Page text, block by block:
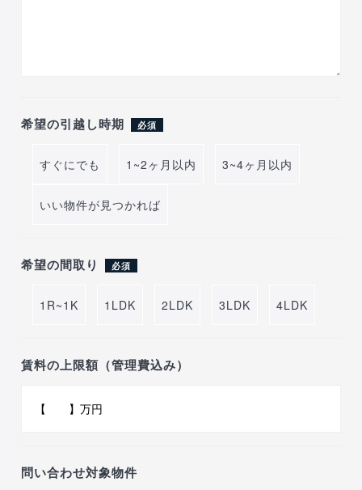
希望の引越し時期 必須
すぐにでも 1~2ヶ月以内 3~4ヶ月以内
いい物件が見つかれば
希望の間取り 必須
1R~1K 1LDK 2LDK 3LDK 4LDK
賃料の上限額（管理費込み）
問い合わせ対象物件